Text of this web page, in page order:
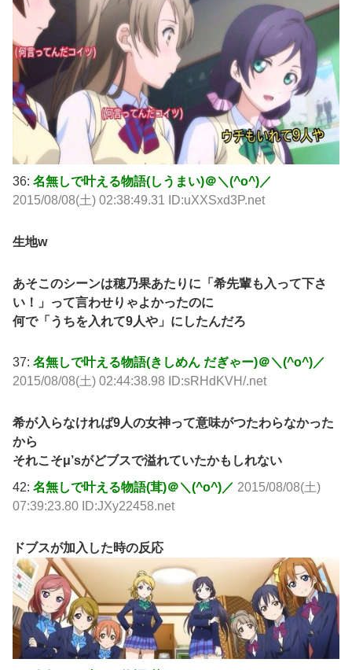
36: 名無しで叶える物語(しうまい)＠＼(^o^)／
2015/08/08(土) 02:38:49.31 ID:uXXSxd3P.net
生地w
あそこのシーンは穂乃果あたりに「希先輩も入って下さ
い！」って言わせりゃよかったのに
何で「うちを入れて9人や」にしたんだろ
37: 名無しで叶える物語(きしめん だぎゃー)＠＼(^o^)／
2015/08/08(土) 02:44:38.98 ID:sRHdKVH/.net
希が入らなければ9人の女神って意味がつたわらなかった
から
それこそμ’sがどブスで溢れていたかもしれない
42: 名無しで叶える物語(茸)＠＼(^o^)／ 2015/08/08(土)
07:39:23.80 ID:JXy22458.net
ドブスが加入した時の反応